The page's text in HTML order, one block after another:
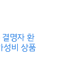
명자 환
성비 상품